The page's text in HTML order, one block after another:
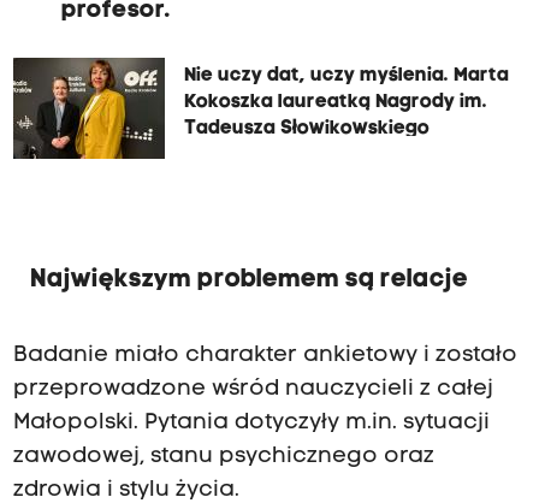
profesor.
Nie uczy dat, uczy myślenia. Marta
Kokoszka laureatką Nagrody im.
Tadeusza Słowikowskiego
Największym problemem są relacje
Badanie miało charakter ankietowy i zostało
przeprowadzone wśród nauczycieli z całej
Małopolski. Pytania dotyczyły m.in. sytuacji
zawodowej, stanu psychicznego oraz
zdrowia i stylu życia.